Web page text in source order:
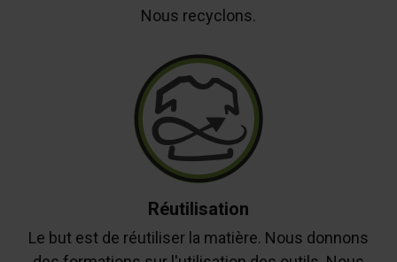
Nous recyclons.
Réutilisation
Le but est de réutiliser la matière. Nous donnons